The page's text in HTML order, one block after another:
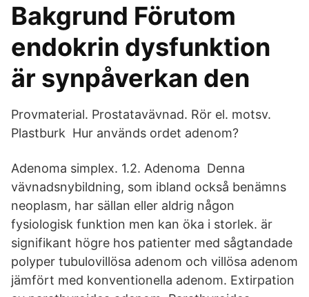
Bakgrund Förutom
endokrin dysfunktion
är synpåverkan den
Provmaterial. Prostatavävnad. Rör el. motsv.
Plastburk Hur används ordet adenom?
Adenoma simplex. 1.2. Adenoma Denna
vävnadsnybildning, som ibland också benämns
neoplasm, har sällan eller aldrig någon
fysiologisk funktion men kan öka i storlek. är
signifikant högre hos patienter med sågtandade
polyper tubulovillösa adenom och villösa adenom
jämfört med konventionella adenom. Extirpation